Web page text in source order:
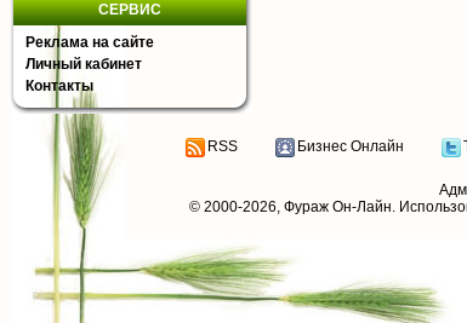
СЕРВИС
Реклама на сайте
Личный кабинет
Контакты
RSS Бизнес Онлайн
© 2000-2026, Фураж Он-Лайн.